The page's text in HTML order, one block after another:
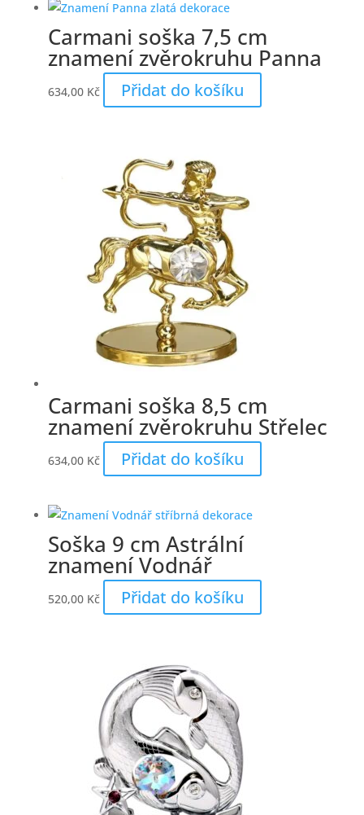
Carmani soška 7,5 cm
znamení zvěrokruhu Panna
634,00 Kč Přidat do košíku
Carmani soška 8,5 cm
znamení zvěrokruhu Střelec
634,00 Kč Přidat do košíku
Soška 9 cm Astrální
znamení Vodnář
520,00 Kč Přidat do košíku